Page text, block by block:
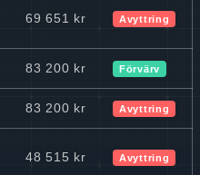
69 651 kr Avyttring
83 200 kr Förvärv
83 200 kr Avyttring
48 515 kr Avyttring